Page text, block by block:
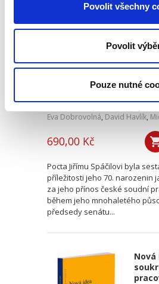
Povolit všechny
Povolit
Pouze nutné
Eva Dobrovolná, David Havlík,
690,00 Kč
Pocta Jiřímu Spáčilovi byla
příležitosti jeho 70. narozenin
za jeho přínos české soudní
během jeho mnohaletého
předsedy senátu...
Nová